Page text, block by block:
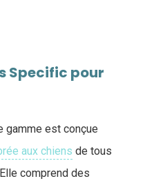
Specific pour
gamme est conçue
aux chiens de tous
comprend des